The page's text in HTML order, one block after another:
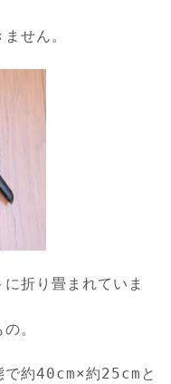
せん。
折り畳まれていま
。
で約40cm×約25cmと